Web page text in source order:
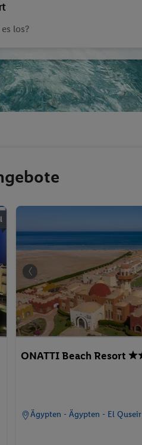
ONATTI Beach Resort
Ägypten - Ägypten - El Quseir